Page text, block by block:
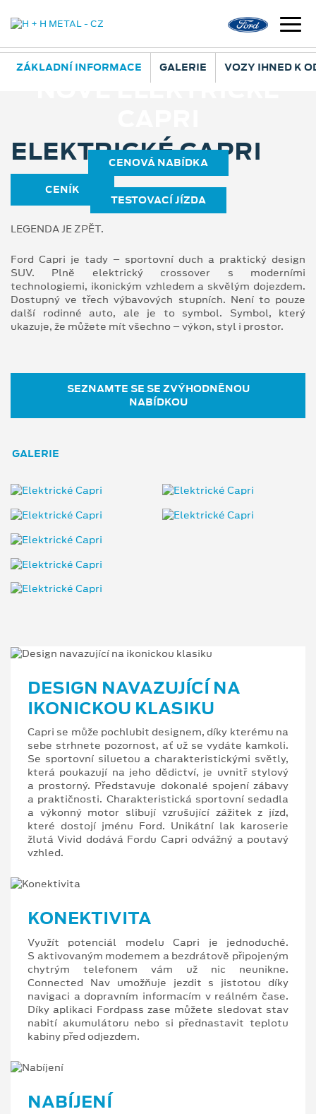
NOVÉ ELEKTRICKÉ
CENOVÁ NABÍDKA
TESTOVACÍ JÍZDA
ZÁKLADNÍ INFORMACE GALERIE VOZY IHNED K
ELEKTRICKÉ CAPRI
CENÍK
LEGENDA JE ZPĚT.
Ford Capri je tady – sportovní duch a praktický design
SUV. Plně elektrický crossover s moderními
technologiemi, ikonickým vzhledem a skvělým dojezdem.
Dostupný ve třech výbavových stupních. Není to pouze
další rodinné auto, ale je to symbol. Symbol, který
ukazuje, že můžete mít všechno – výkon, styl i prostor.
SEZNAMTE SE SE ZVÝHODNĚNOU
NABÍDKOU
GALERIE
DESIGN NAVAZUJÍCÍ NA
IKONICKOU KLASIKU
Capri se může pochlubit designem, díky kterému na
sebe strhnete pozornost, ať už se vydáte kamkoli.
Se sportovní siluetou a charakteristickými světly,
která poukazují na jeho dědictví, je uvnitř stylový
a prostorný. Představuje dokonalé spojení zábavy
a praktičnosti. Charakteristická sportovní sedadla
a výkonný motor slibují vzrušující zážitek z jízd,
které dostojí jménu Ford. Unikátní lak karoserie
žlutá Vivid dodává Fordu Capri odvážný a poutavý
vzhled.
KONEKTIVITA
Využít potenciál modelu Capri je jednoduché.
S aktivovaným modemem a bezdrátově připojeným
chytrým telefonem vám už nic neunikne.
Connected Nav umožňuje jezdit s jistotou díky
navigaci a dopravním informacím v reálném čase.
Díky aplikaci Fordpass zase můžete sledovat stav
nabití akumulátoru nebo si přednastavit teplotu
kabiny před odjezdem.
NABÍJENÍ